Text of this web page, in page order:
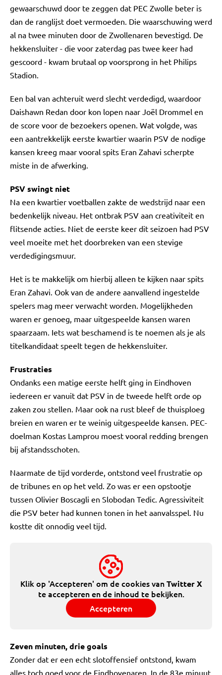
gewaarschuwd door te zeggen dat PEC Zwolle beter is
dan de ranglijst doet vermoeden. Die waarschuwing werd
al na twee minuten door de Zwollenaren bevestigd. De
hekkensluiter - die voor zaterdag pas twee keer had
gescoord - kwam brutaal op voorsprong in het Philips
Stadion.
Een bal van achteruit werd slecht verdedigd, waardoor
Daishawn Redan door kon lopen naar Joël Drommel en
de score voor de bezoekers openen. Wat volgde, was
een aantrekkelijk eerste kwartier waarin PSV de nodige
kansen kreeg maar vooral spits Eran Zahavi scherpte
miste in de afwerking.
PSV swingt niet
Na een kwartier voetballen zakte de wedstrijd naar een
bedenkelijk niveau. Het ontbrak PSV aan creativiteit en
flitsende acties. Niet de eerste keer dit seizoen had PSV
veel moeite met het doorbreken van een stevige
verdedigingsmuur.
Het is te makkelijk om hierbij alleen te kijken naar spits
Eran Zahavi. Ook van de andere aanvallend ingestelde
spelers mag meer verwacht worden. Mogelijkheden
waren er genoeg, maar uitgespeelde kansen waren
spaarzaam. Iets wat beschamend is te noemen als je als
titelkandidaat speelt tegen de hekkensluiter.
Frustraties
Ondanks een matige eerste helft ging in Eindhoven
iedereen er vanuit dat PSV in de tweede helft orde op
zaken zou stellen. Maar ook na rust bleef de thuisploeg
breien en waren er te weinig uitgespeelde kansen. PEC-
doelman Kostas Lamprou moest vooral redding brengen
bij afstandsschoten.
Naarmate de tijd vorderde, ontstond veel frustratie op
de tribunes en op het veld. Zo was er een opstootje
tussen Olivier Boscagli en Slobodan Tedic. Agressiviteit
die PSV beter had kunnen tonen in het aanvalsspel. Nu
kostte dit onnodig veel tijd.
Klik op 'Accepteren' om de cookies vanTwitter X
te accepteren en de inhoud te bekijken.
Accepteren
Zeven minuten, drie goals
Zonder dat er een echt slotoffensief ontstond, kwam
alles toch goed voor de Eindhovenaren. In de 83e minuut